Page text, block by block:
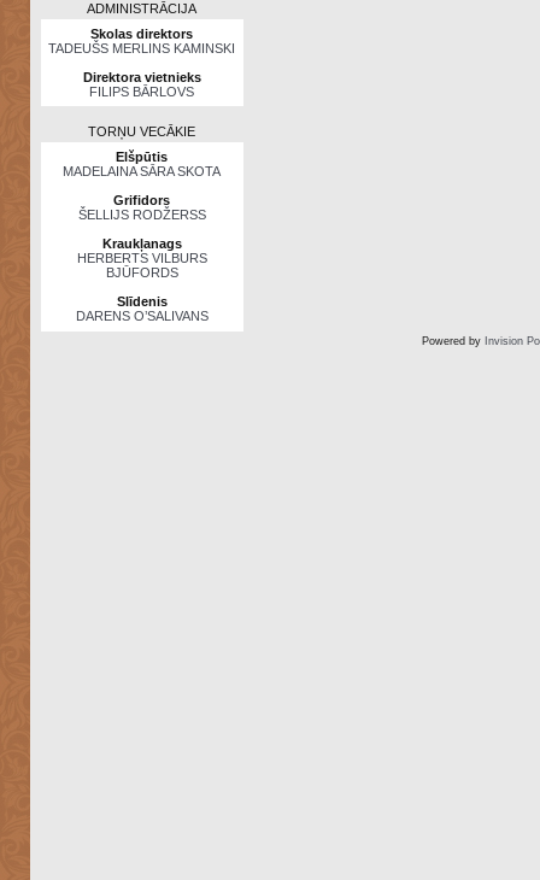
ADMINISTRĀCIJA
Skolas direktors
TADEUŠS MERLINS KAMINSKI
Direktora vietnieks
FILIPS BĀRLOVS
TORŅU VECĀKIE
Elšpūtis
MADELAINA SĀRA SKOTA
Grifidors
ŠELLIJS RODŽERSS
Kraukļanags
HERBERTS VILBURS
BJŪFORDS
Slīdenis
DARENS O’SALIVANS
Powered by Invision